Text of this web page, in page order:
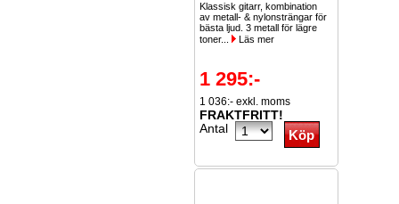
Klassisk gitarr, kombination
av metall- & nylonsträngar för
bästa ljud. 3 metall för lägre
toner...
Läs mer
1 295:-
1 036:- exkl. moms
FRAKTFRITT!
Antal